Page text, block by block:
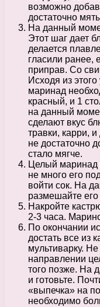
возможно
достаточно
На данный
Этот шаг дает
делается
гласили ранее,
приправ. Со
Исходя из
маринад
красный, и 1
на данный
сделают вкус
травки, карри,
не достаточно
стало мягче.
Целый маринад
не много его
войти сок. На
размешайте
Накройте
2-3 часа.
По окончании
достать все из
мультиварку.
направлении
того позже. На
и готовьте.
«выпечка» на
необходимо